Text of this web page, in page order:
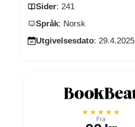
Sider: 241
Språk: Norsk
Utgivelsesdato: 29.4.2025
★★★★★
Fra